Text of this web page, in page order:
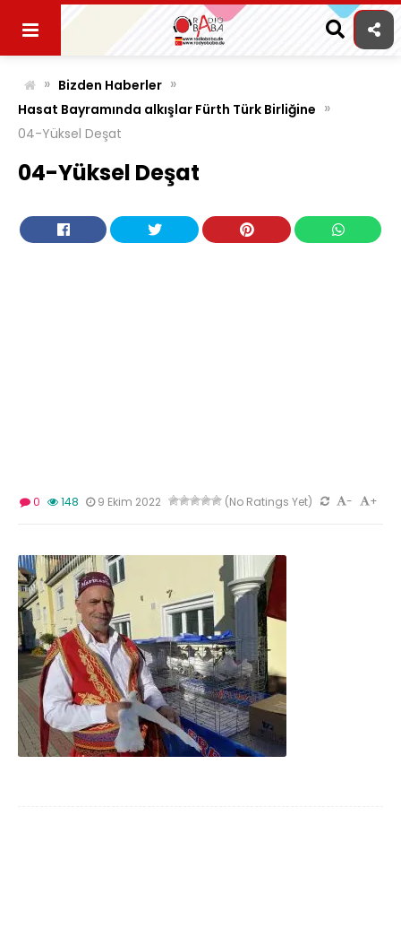
content
» Bizden Haberler »
Hasat Bayramında alkışlar Fürth Türk Birliğine »
04-Yüksel Deşat
04-Yüksel Deşat
0 148 9 Ekim 2022 (No Ratings Yet) +
-